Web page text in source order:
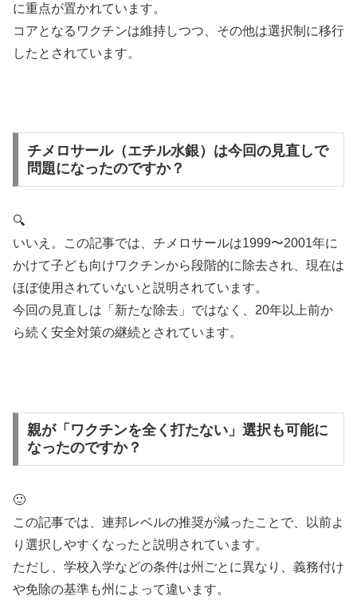
に重点が置かれています。
コアとなるワクチンは維持しつつ、その他は選択制に移行
したとされています。
チメロサール（エチル水銀）は今回の見直しで
問題になったのですか？
🔍
いいえ。この記事では、チメロサールは1999〜2001年に
かけて子ども向けワクチンから段階的に除去され、現在は
ほぼ使用されていないと説明されています。
今回の見直しは「新たな除去」ではなく、20年以上前か
ら続く安全対策の継続とされています。
親が「ワクチンを全く打たない」選択も可能に
なったのですか？
🙂
この記事では、連邦レベルの推奨が減ったことで、以前よ
り選択しやすくなったと説明されています。
ただし、学校入学などの条件は州ごとに異なり、義務付け
や免除の基準も州によって違います。